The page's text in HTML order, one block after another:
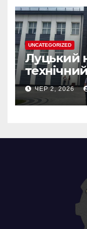
UNCATEGORIZED
Луцький
ЧЕР 2, 2026